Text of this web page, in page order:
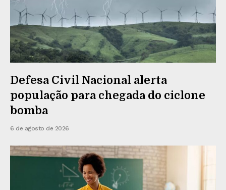
Defesa Civil Nacional alerta
população para chegada do ciclone
bomba
6 de agosto de 2026